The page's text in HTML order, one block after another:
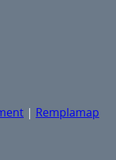
| Remplamap